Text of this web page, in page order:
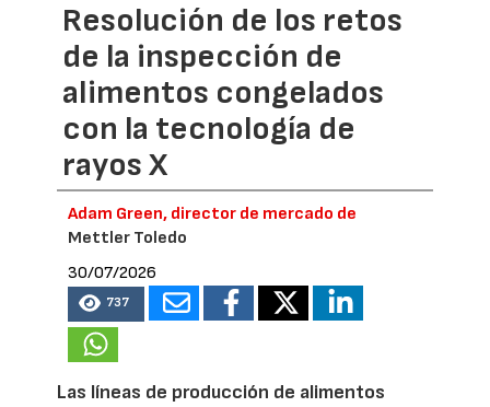
Resolución de los retos
de la inspección de
alimentos congelados
con la tecnología de
rayos X
Adam Green, director de mercado de
Mettler Toledo
30/07/2026
737
Las líneas de producción de alimentos